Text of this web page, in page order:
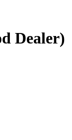
Dealer)